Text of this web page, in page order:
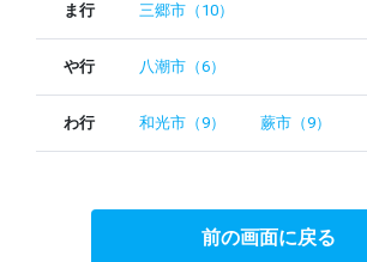
ま行 三郷市（10）
や行 八潮市（6）
わ行 和光市（9） 蕨市（9）
前の画面に戻る